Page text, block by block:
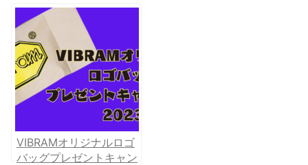
VIBRAMオリジナルロゴ
バッグプレゼントキャン